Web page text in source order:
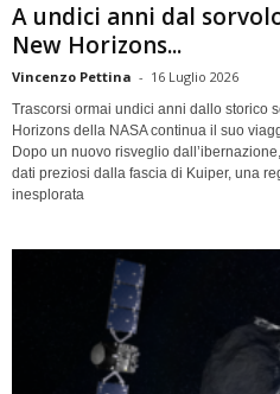
A undici anni dal
New Horizons...
Vincenzo Pettina - 16 Luglio 2026
Trascorsi ormai undici anni dallo storico
Horizons della NASA continua il suo
Dopo un nuovo risveglio
dati preziosi dalla fascia di Kuiper, una
inesplorata